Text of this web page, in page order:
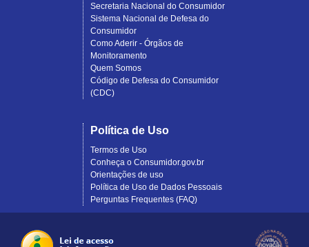
Secretaria Nacional do Consumidor
Sistema Nacional de Defesa do
Consumidor
Como Aderir - Órgãos de
Monitoramento
Quem Somos
Código de Defesa do Consumidor
(CDC)
Política de Uso
Termos de Uso
Conheça o Consumidor.gov.br
Orientações de uso
Política de Uso de Dados Pessoais
Perguntas Frequentes (FAQ)